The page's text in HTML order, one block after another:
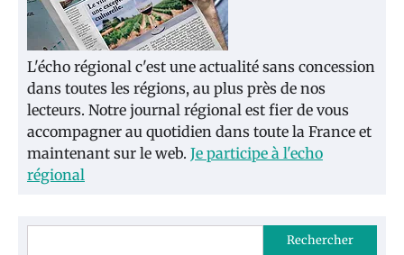
L'écho régional c'est une actualité sans concession
dans toutes les régions, au plus près de nos
lecteurs. Notre journal régional est fier de vous
accompagner au quotidien dans toute la France et
maintenant sur le web. Je participe à l'echo
régional
Rechercher